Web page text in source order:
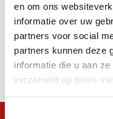
en om ons
informatie over uw
partners voor social
partners kunnen deze
informatie die u aan
verzameld op basis
Apply filters
Producten
Filter
Sorteren op